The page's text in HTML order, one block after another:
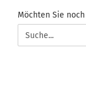
MÖCHTEN
SIE
NOCH
Möchten Sie